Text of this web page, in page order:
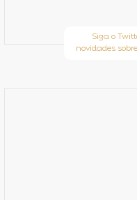
Siga o
novidades